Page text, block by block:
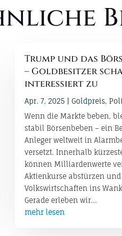
Trump und das
– Goldbesitzer
interessiert zu
Apr. 7, 2025 Goldpreis,
Wenn die Märkte beben,
stabil Börsenbeben – ein
Anleger weltweit in
versetzt. Innerhalb
können Milliardenwerte
Aktienkurse abstürzen und
Volkswirtschaften ins
Gerade erleben wir...
mehr lesen